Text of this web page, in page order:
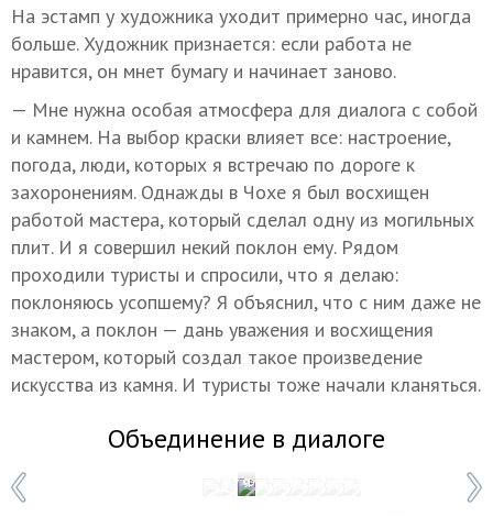
На эстамп у художника уходит примерно час, иногда
больше. Художник признается: если работа не
нравится, он мнет бумагу и начинает заново.
— Мне нужна особая атмосфера для диалога с собой
и камнем. На выбор краски влияет все: настроение,
погода, люди, которых я встречаю по дороге к
захоронениям. Однажды в Чохе я был восхищен
работой мастера, который сделал одну из могильных
плит. И я совершил некий поклон ему. Рядом
проходили туристы и спросили, что я делаю:
поклоняюсь усопшему? Я объяснил, что с ним даже не
знаком, а поклон — дань уважения и восхищения
мастером, который создал такое произведение
искусства из камня. И туристы тоже начали кланяться.
Объединение в диалоге
Фото: Мадина Гаджиева/ТАСС
1 / 9